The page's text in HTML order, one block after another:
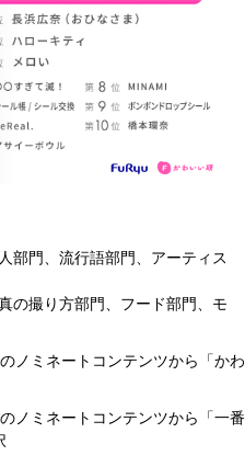
部門、流行語部門、アーティス
の撮り方部門、フード部門、モ
ノミネートコンテンツから「かわ
ノミネートコンテンツから「一番